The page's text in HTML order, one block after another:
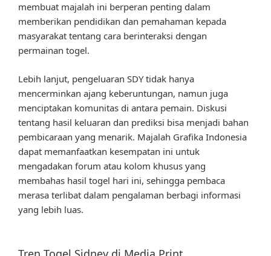
membuat majalah ini berperan penting dalam
memberikan pendidikan dan pemahaman kepada
masyarakat tentang cara berinteraksi dengan
permainan togel.
Lebih lanjut, pengeluaran SDY tidak hanya
mencerminkan ajang keberuntungan, namun juga
menciptakan komunitas di antara pemain. Diskusi
tentang hasil keluaran dan prediksi bisa menjadi bahan
pembicaraan yang menarik. Majalah Grafika Indonesia
dapat memanfaatkan kesempatan ini untuk
mengadakan forum atau kolom khusus yang
membahas hasil togel hari ini, sehingga pembaca
merasa terlibat dalam pengalaman berbagi informasi
yang lebih luas.